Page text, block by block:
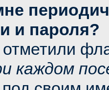
и пароля?
каждом